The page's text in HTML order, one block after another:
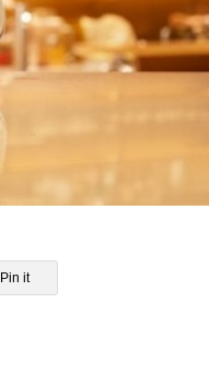
Pin it